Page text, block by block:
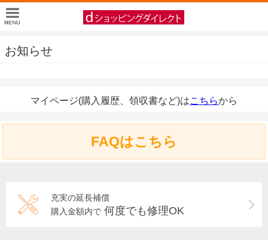
お知らせ
マイページ(購入履歴、領収書など)はこちらから
FAQはこちら
充実の延長補償
購入金額内で 何度でも修理OK